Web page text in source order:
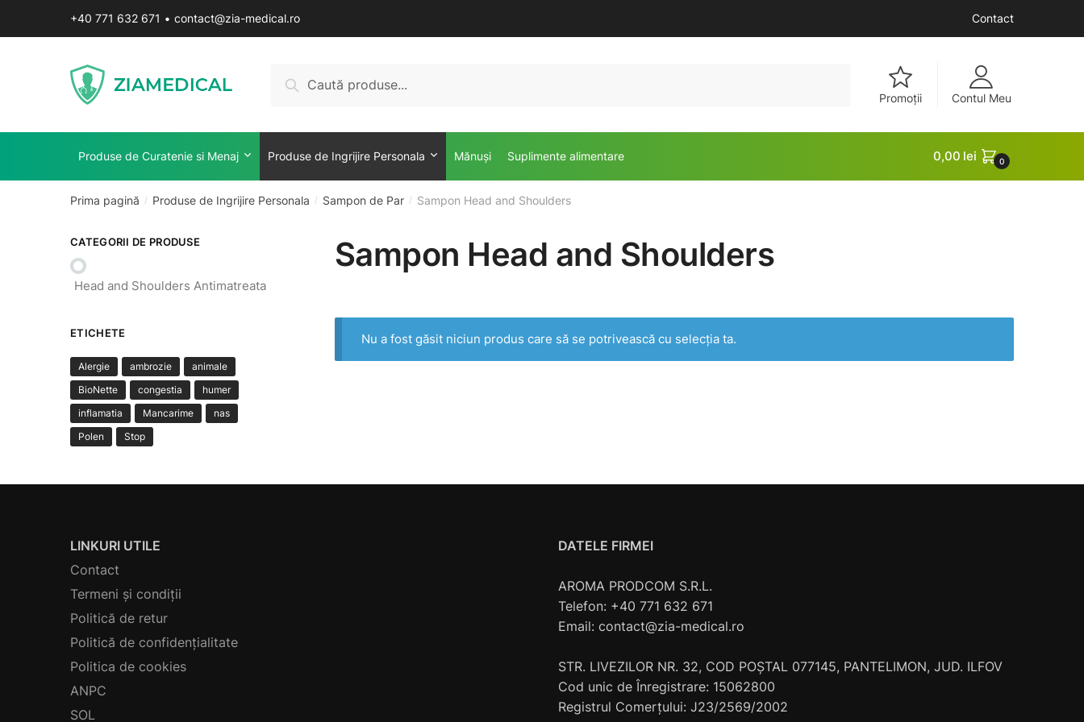
+40 771 632 671 • contact@zia-medical.ro Contact
după:
Caută
Promoții Contul Meu
Produse de Curatenie si Menaj Produse de Ingrijire Personala Mănuși Suplimente alimentare 0,00 lei 0
Prima pagină / Produse de Ingrijire Personala / Sampon de Par / Sampon Head and Shoulders
Sampon Head and Shoulders
Nu a fost găsit niciun produs care să se potrivească cu selecția ta.
CATEGORII DE PRODUSE
Head and Shoulders Antimatreata
ETICHETE
Alergie ambrozie
animale
BioNette
congestia
humer
inflamatia
Mancarime
nas
Polen
Stop
LINKURI UTILE
Contact
Termeni și condiții
Politică de retur
Politică de confidențialitate
Politica de cookies
ANPC
SOL
DATELE FIRMEI
AROMA PRODCOM S.R.L.
Telefon: +40 771 632 671
Email: contact@zia-medical.ro
STR. LIVEZILOR NR. 32, COD POȘTAL 077145, PANTELIMON, JUD. ILFOV
Cod unic de Înregistrare: 15062800
Registrul Comerţului: J23/2569/2002